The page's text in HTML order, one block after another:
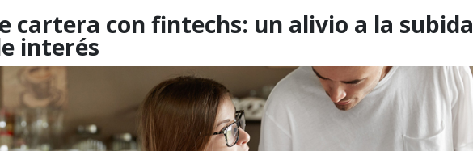
cartera con fintechs: un alivio a la subida
interés